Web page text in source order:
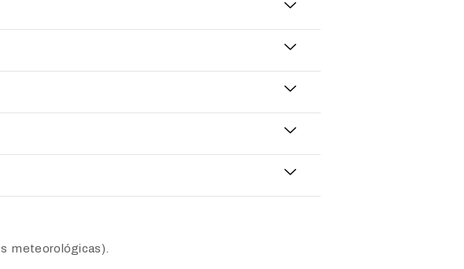
meteorológicas).